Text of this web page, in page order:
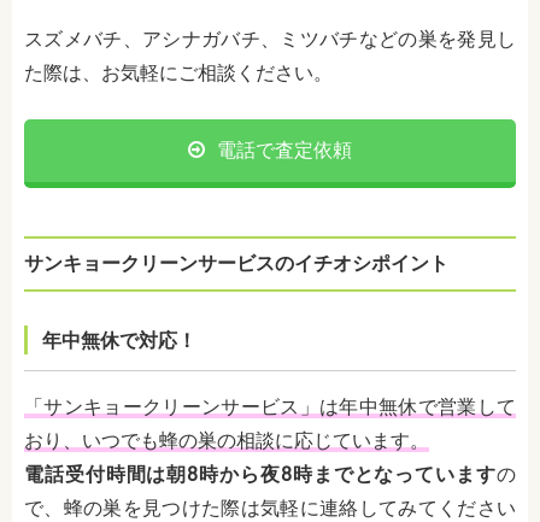
スズメバチ、アシナガバチ、ミツバチなどの巣を発見し
た際は、お気軽にご相談ください。
電話で査定依頼
サンキョークリーンサービスのイチオシポイント
年中無休で対応！
「サンキョークリーンサービス」は年中無休で営業して
おり、いつでも蜂の巣の相談に応じています。
電話受付時間は朝8時から夜8時までとなっていますの
で、蜂の巣を見つけた際は気軽に連絡してみてください